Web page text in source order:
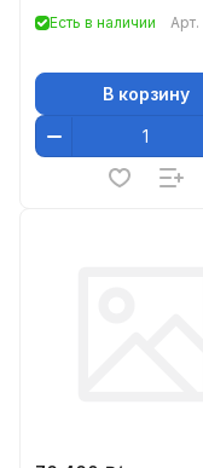
Есть в наличии Арт.
В корзину